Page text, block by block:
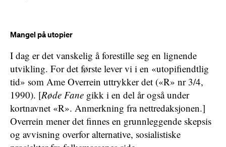
Mangel på utopier
I dag er det vanskelig å forestille seg en lignende
utvikling. For det første lever vi i en «utopifiendtlig
tid» som Ame Overrein uttrykker det («R» nr 3/4,
1990). [Røde Fane gikk i en del år også under
kortnavnet «R». Anmerkning fra nettredaksjonen.]
Overrein mener det finnes en grunnleggende skepsis
og avvisning overfor alternative, sosialistiske